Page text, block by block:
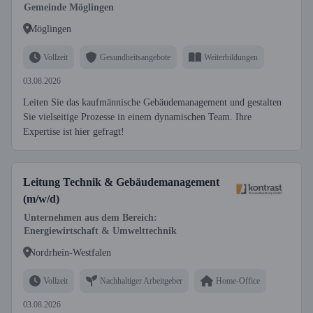
Gemeinde Möglingen
Möglingen
Vollzeit Gesundheitsangebote Weiterbildungen
03.08.2026
Leiten Sie das kaufmännische Gebäudemanagement und gestalten
Sie vielseitige Prozesse in einem dynamischen Team. Ihre
Expertise ist hier gefragt!
Leitung Technik & Gebäudemanagement
(m/w/d)
Unternehmen aus dem Bereich:
Energiewirtschaft & Umwelttechnik
Nordrhein-Westfalen
Vollzeit Nachhaltiger Arbeitgeber Home-Office
03.08.2026